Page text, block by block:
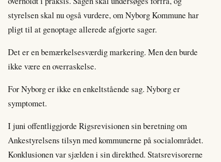
styrelsen skal nu også vurdere, om Nyborg Kommune har
pligt til at genoptage allerede afgjorte sager.
Det er en bemærkelsesværdig markering. Men den burde
ikke være en overraskelse.
For Nyborg er ikke en enkeltstående sag. Nyborg er
symptomet.
I juni offentliggjorde Rigsrevisionen sin beretning om
Ankestyrelsens tilsyn med kommunerne på socialområdet.
Konklusionen var sjælden i sin direkthed. Statsrevisorerne